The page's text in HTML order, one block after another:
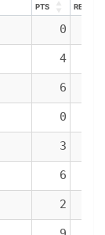
PTS
REB
0
4
6
0
3
6
2